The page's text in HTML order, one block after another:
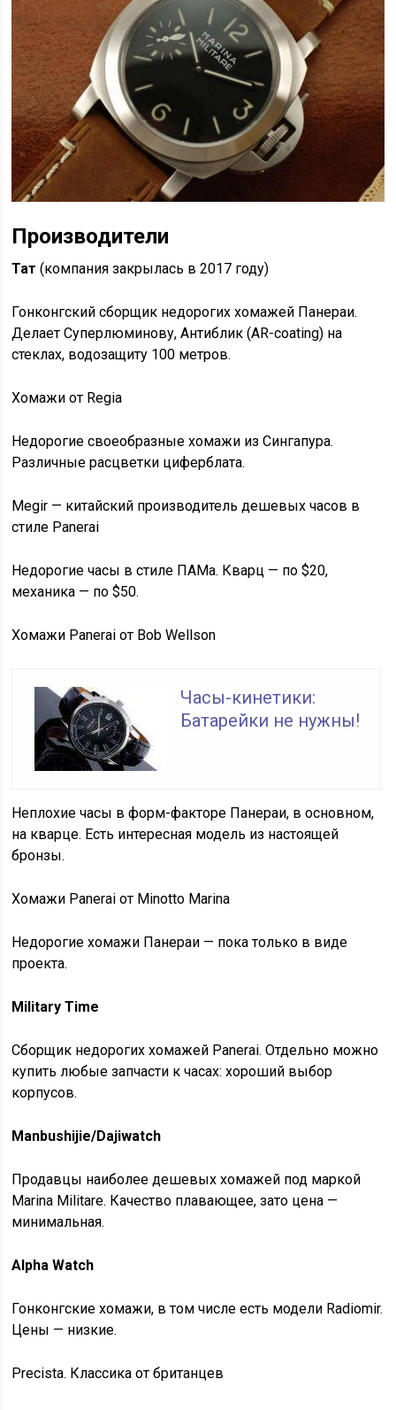
Производители
Тат (компания закрылась в 2017 году)
Гонконгский сборщик недорогих хомажей Панераи.
Делает Суперлюминову, Антиблик (AR-coating) на
стеклах, водозащиту 100 метров.
Хомажи от Regia
Недорогие своеобразные хомажи из Сингапура.
Различные расцветки циферблата.
Megir — китайский производитель дешевых часов в
стиле Panerai
Недорогие часы в стиле ПАМа. Кварц — по $20,
механика — по $50.
Хомажи Panerai от Bob Wellson
Часы-кинетики:
Батарейки не нужны!
Неплохие часы в форм-факторе Панераи, в основном,
на кварце. Есть интересная модель из настоящей
бронзы.
Хомажи Panerai от Minotto Marina
Недорогие хомажи Панераи — пока только в виде
проекта.
Military Time
Сборщик недорогих хомажей Panerai. Отдельно можно
купить любые запчасти к часах: хороший выбор
корпусов.
Manbushijie/Dajiwatch
Продавцы наиболее дешевых хомажей под маркой
Marina Militare. Качество плавающее, зато цена —
минимальная.
Alpha Watch
Гонконгские хомажи, в том числе есть модели Radiomir.
Цены — низкие.
Precista. Классика от британцев